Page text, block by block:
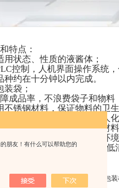
朋友！有什么可以帮助您的
特点：
状态、性质的液酱体；
控制，人机界面操作系统
约在十分钟以内完成。
袋；
成品率，不浪费袋子和物料
不锈钢材料，保证物料的卫
称量、包装全过程实现无人
塑料，无需加油，减少对材
油真空泵，避免污染生产环
防水设计可以用水冲洗，降